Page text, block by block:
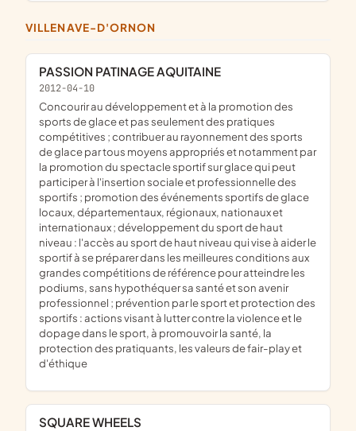
VILLENAVE-D'ORNON
PASSION PATINAGE AQUITAINE
2012-04-10
concourir au développement et à la promotion des
sports de glace et pas seulement des pratiques
compétitives ; contribuer au rayonnement des sports
de glace par tous moyens appropriés et notamment par
la promotion du spectacle sportif sur glace qui peut
participer à l'insertion sociale et professionnelle des
sportifs ; promotion des événements sportifs de glace
locaux, départementaux, régionaux, nationaux et
internationaux ; développement du sport de haut
niveau : l'accès au sport de haut niveau qui vise à aider le
sportif à se préparer dans les meilleures conditions aux
grandes compétitions de référence pour atteindre les
podiums, sans hypothéquer sa santé et son avenir
professionnel ; prévention par le sport et protection des
sportifs : actions visant à lutter contre la violence et le
dopage dans le sport, à promouvoir la santé, la
protection des pratiquants, les valeurs de fair-play et
d'éthique
SQUARE WHEELS